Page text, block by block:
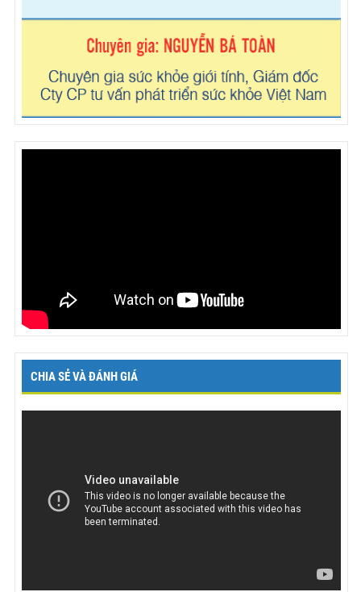
CHIA SẺ VÀ ĐÁNH GIÁ